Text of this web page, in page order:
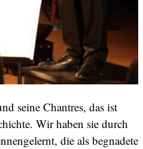
seine Chantres, das ist
Wir haben sie durch
die als begnadete